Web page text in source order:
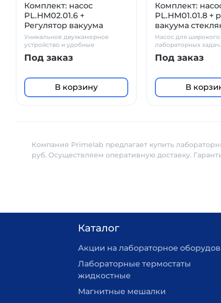
Комплект: насос
PL.HM02.01.6 +
Регулятор вакуума
стеклянный сосуд
ловушка, с манометром
Уникальное двухкамерное
устройство и удобные
Под заказ
В корзину
Комплект:
PL.HM01.01.8 +
вакуума
сосуд ловушка,
манометром
Насос для широкого
лабораторных задач.
аксессуары
Под заказ
В
Компания Primelab предлагает купить
руб. Осуществляем оперативную доставку.
Каталог
Акции на лабораторное
Лабораторные термостаты
жидкостные
Магнитные мешалки